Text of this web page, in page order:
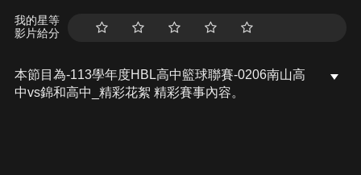
我的星等
影片給分
本節目為-113學年度HBL高中籃球聯賽-0206南山高
中vs錦和高中_精彩花絮 精彩賽事內容。